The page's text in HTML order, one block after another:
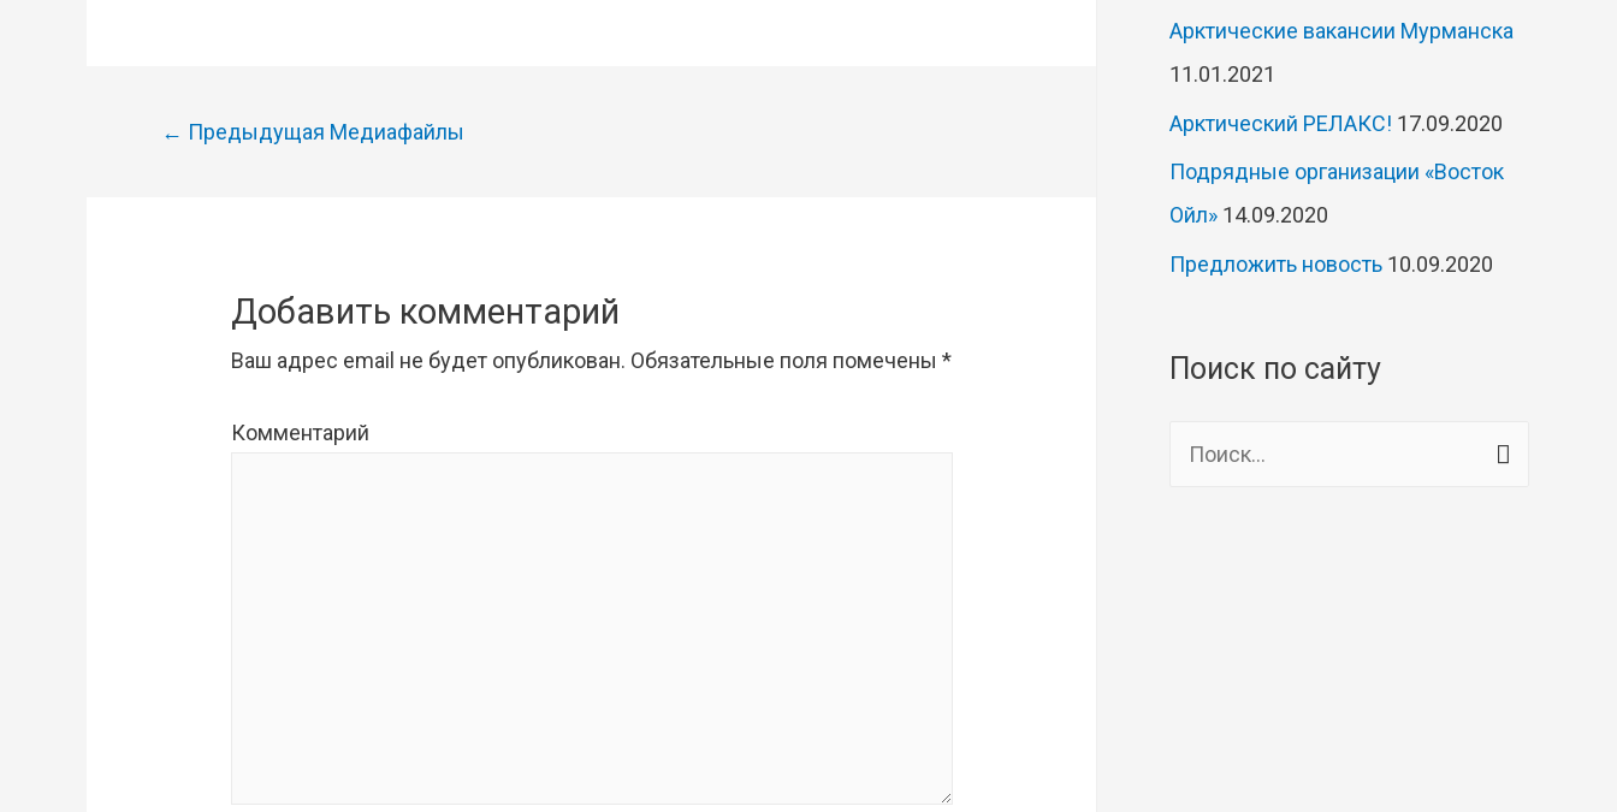
Навигация
← Предыдущая Медиафайлы
Добавить комментарий
Ваш адрес email не будет опубликован. Обязательные поля помечены*
Комментарий
Арктические вакансии Мурманска
11.01.2021
Арктический РЕЛАКС! 17.09.2020
Подрядные организации «Восток
Ойл» 14.09.2020
Предложить новость 10.09.2020
Поиск по сайту